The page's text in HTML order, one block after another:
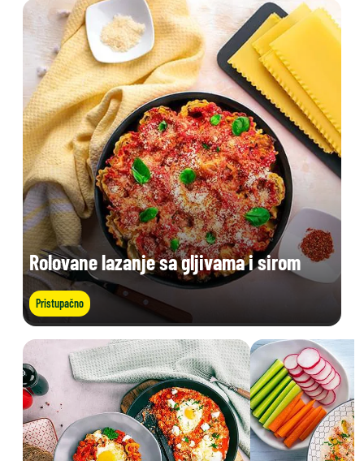
Rolovane lazanje sa gljivama i sirom
Pristupačno